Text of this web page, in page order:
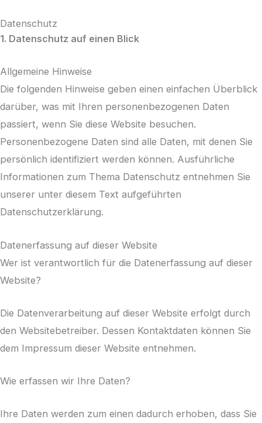
Inhalt
springen
Datenschutz
1. Datenschutz auf einen Blick
Allgemeine Hinweise
Die folgenden Hinweise geben einen einfachen Überblick
darüber, was mit Ihren personenbezogenen Daten
passiert, wenn Sie diese Website besuchen.
Personenbezogene Daten sind alle Daten, mit denen Sie
persönlich identifiziert werden können. Ausführliche
Informationen zum Thema Datenschutz entnehmen Sie
unserer unter diesem Text aufgeführten
Datenschutzerklärung.
Datenerfassung auf dieser Website
Wer ist verantwortlich für die Datenerfassung auf dieser
Website?
Die Datenverarbeitung auf dieser Website erfolgt durch
den Websitebetreiber. Dessen Kontaktdaten können Sie
dem Impressum dieser Website entnehmen.
Wie erfassen wir Ihre Daten?
Ihre Daten werden zum einen dadurch erhoben, dass Sie